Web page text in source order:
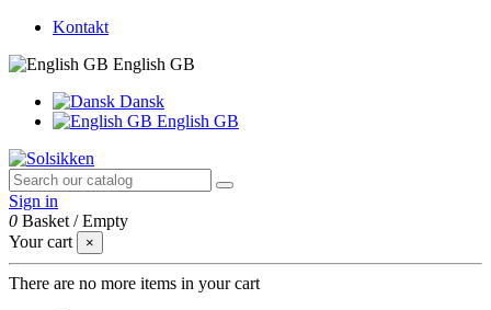
Kontakt
English GB
Dansk
English GB
Sign in
0 Basket /Empty
Your cart
×
There are no more items in your cart